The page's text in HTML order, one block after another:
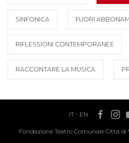
SINFONICA FUORI
RIFLESSIONI CONTEMPORANEE
RACCONTARE LA MUSICA
IT- EN
Fondazione Teatro Comunale Città di